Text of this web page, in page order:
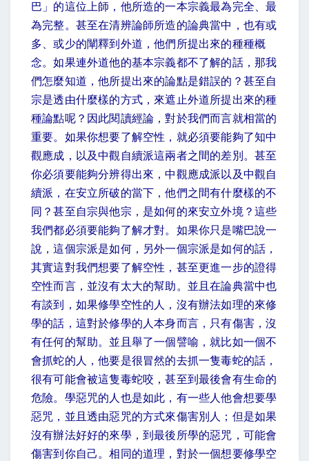
巴」的這位上師，他所造的一本宗義最為完全、最
為完整。甚至在清辨論師所造的論典當中，也有或
多、或少的闡釋到外道，他們所提出來的種種概
念。如果連外道他的基本宗義都不了解的話，那我
們怎麼知道，他所提出來的論點是錯誤的？甚至自
宗是透由什麼樣的方式，來遮止外道所提出來的種
種論點呢？因此閱讀經論，對於我們而言就相當的
重要。如果你想要了解空性，就必須要能夠了知中
觀應成，以及中觀自續派這兩者之間的差別。甚至
你必須要能夠分辨得出來，中觀應成派以及中觀自
續派，在安立所破的當下，他們之間有什麼樣的不
同？甚至自宗與他宗，是如何的來安立外境？這些
我們都必須要能夠了解才對。如果你只是嘴巴說一
說，這個宗派是如何，另外一個宗派是如何的話，
其實這對我們想要了解空性，甚至更進一步的證得
空性而言，並沒有太大的幫助。並且在論典當中也
有談到，如果修學空性的人，沒有辦法如理的來修
學的話，這對於修學的人本身而言，只有傷害，沒
有任何的幫助。並且舉了一個譬喻，就比如一個不
會抓蛇的人，他要是很冒然的去抓一隻毒蛇的話，
很有可能會被這隻毒蛇咬，甚至到最後會有生命的
危險。學惡咒的人也是如此，有一些人他會想要學
惡咒，並且透由惡咒的方式來傷害別人；但是如果
沒有辦法好好的來學，到最後所學的惡咒，可能會
傷害到你自己。相同的道理，對於一個想要修學空